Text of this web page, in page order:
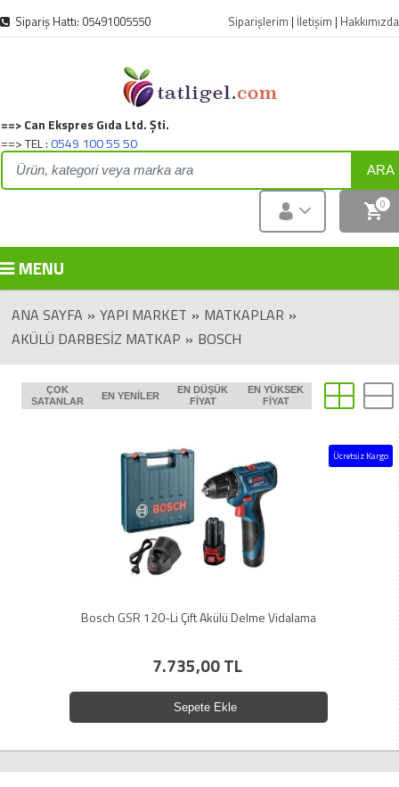
Sipariş Hattı: 05491005550 Siparişlerim | İletişim | Hakkımızda
Can Ekspres Gıda Ltd. Şti.
TEL :0549 100 55 50
ARA
0
MENU
ANA SAYFA » YAPI MARKET » MATKAPLAR »
AKÜLÜ DARBESIZ MATKAP » BOSCH
ÇOK
SATANLAR
EN YENILER
EN DÜŞÜK
FIYAT
EN YÜKSEK
FIYAT
Ücretsiz Kargo
Bosch GSR 120-Li Çift Akülü Delme Vidalama
7.735,00 TL
Sepete Ekle